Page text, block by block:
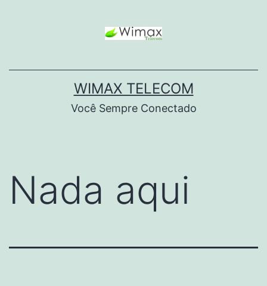
WIMAX TELECOM
Você Sempre Conectado
Nada aqui